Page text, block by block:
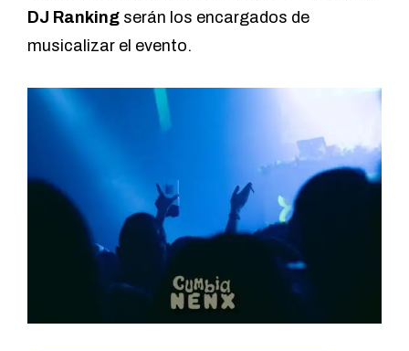
DJ Ranking serán los encargados de
musicalizar el evento.